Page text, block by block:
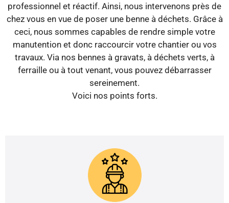
professionnel et réactif. Ainsi, nous intervenons près de
chez vous en vue de poser une benne à déchets. Grâce à
ceci, nous sommes capables de rendre simple votre
manutention et donc raccourcir votre chantier ou vos
travaux. Via nos bennes à gravats, à déchets verts, à
ferraille ou à tout venant, vous pouvez débarrasser
sereinement.
Voici nos points forts.